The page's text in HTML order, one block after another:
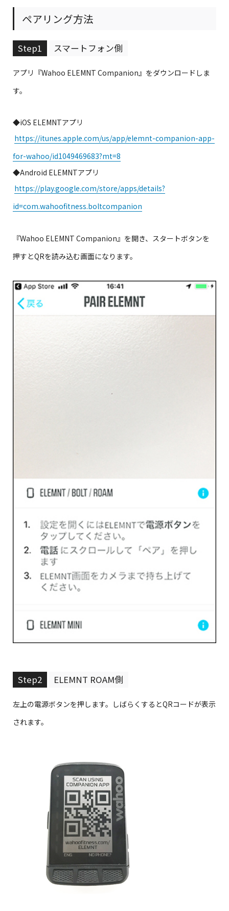
ペアリング方法
Step1 スマートフォン側
アプリ『Wahoo ELEMNT Companion』をダウンロードしま
す。
◆iOS ELEMNTアプリ
https://itunes.apple.com/us/app/elemnt-companion-app-
for-wahoo/id1049469683?mt=8
◆Android ELEMNTアプリ
https://play.google.com/store/apps/details?
id=com.wahoofitness.boltcompanion
『Wahoo ELEMNT Companion』を開き、スタートボタンを
押すとQRを読み込む画面になります。
Step2 ELEMNT ROAM側
左上の電源ボタンを押します。しばらくするとQRコードが表示
されます。